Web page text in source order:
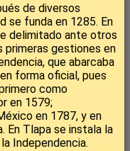
de diversos
se funda en 1285. En
delimitado ante otros
primeras gestiones en
que abarcaba
forma oficial, pues
como
en 1579;
en 1787, y en
En Tlapa se instala la
Independencia.